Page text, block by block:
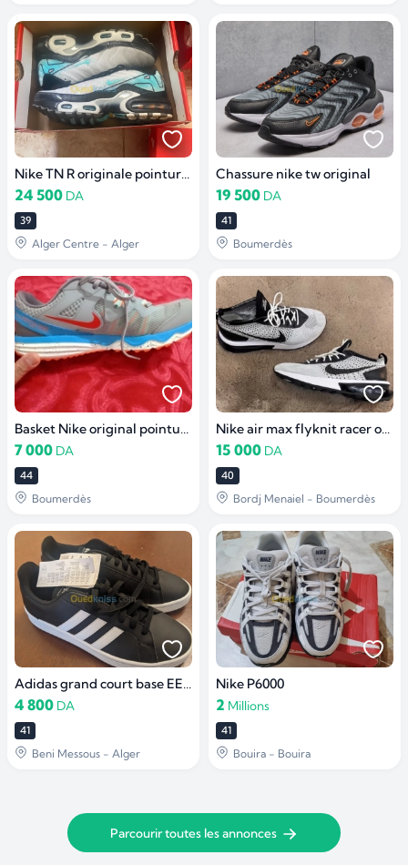
Nike TN R originale pointure 39
24 500 DA
39
Alger Centre - Alger
Chassure nike tw original
19 500 DA
41
Boumerdès
Basket Nike original pointure 44.5
7 000 DA
44
Boumerdès
Nike air max flyknit racer original
15 000 DA
40
Bordj Menaiel - Boumerdès
Adidas grand court base EE7900 (négociable)
4 800 DA
41
Beni Messous - Alger
Nike P6000
2 Millions
41
Bouira - Bouira
Parcourir toutes les annonces